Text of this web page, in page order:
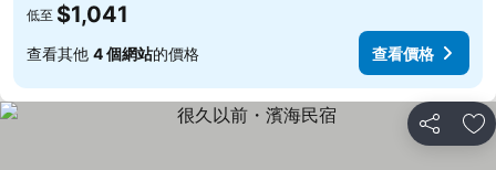
低至 $1,041
查看其他 4 個網站的價格 查看價格
分享 加